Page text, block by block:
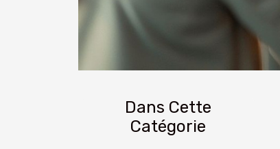
Dans Cette
Catégorie